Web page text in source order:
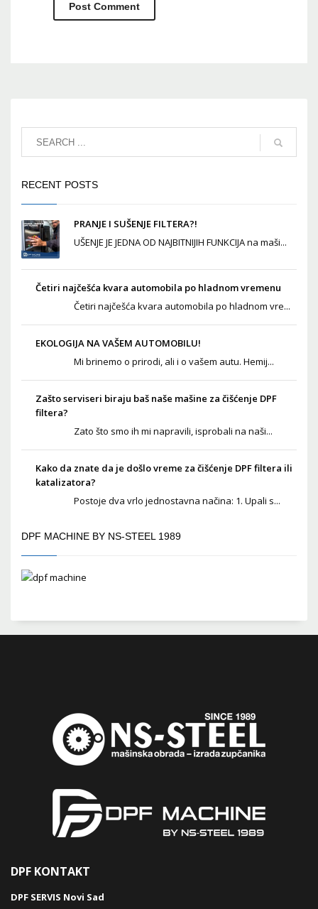
RECENT POSTS
PRANJE I SUŠENJE FILTERA?!
UŠENJE JE JEDNA OD NAJBITNIJIH FUNKCIJA na maši...
Četiri najčešća kvara automobila po hladnom vremenu
Četiri najčešća kvara automobila po hladnom vre...
EKOLOGIJA NA VAŠEM AUTOMOBILU!
Mi brinemo o prirodi, ali i o vašem autu. Hemij...
Zašto serviseri biraju baš naše mašine za čišćenje DPF
filtera?
Zato što smo ih mi napravili, isprobali na naši...
Kako da znate da je došlo vreme za čišćenje DPF filtera ili
katalizatora?
Postoje dva vrlo jednostavna načina: 1. Upali s...
DPF MACHINE BY NS-STEEL 1989
DPF KONTAKT
DPF SERVIS Novi Sad